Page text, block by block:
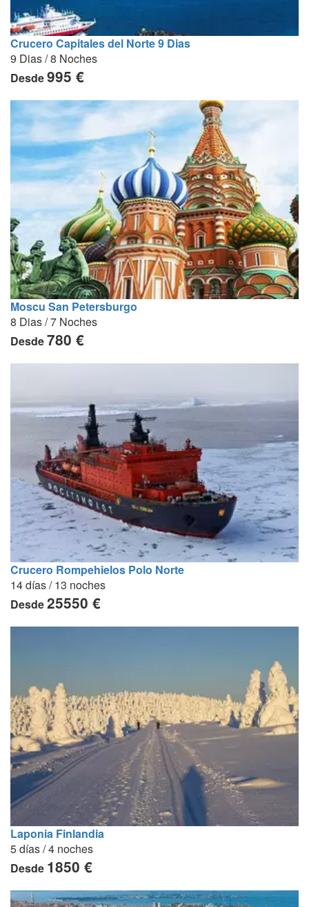
Crucero Capitales del Norte 9 Dias
9 Dias / 8 Noches
Desde995 €
Moscu San Petersburgo
8 Dias / 7 Noches
Desde780 €
Crucero Rompehielos Polo Norte
14 días / 13 noches
Desde25550 €
Laponia Finlandia
5 días / 4 noches
Desde 1850 €